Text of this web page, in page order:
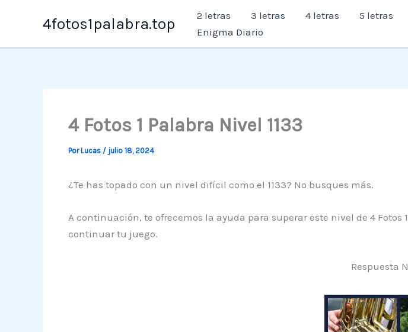
4fotos1palabra.top 2 letras 3 letras 4 letras 5 letras
Enigma Diario
4 Fotos 1 Palabra Nivel 1133
PorLucas / julio 18, 2024
¿Te has topado con un nivel difícil como el 1133? No busques más.
A continuación, te ofrecemos la ayuda para superar este nivel de 4
continuar tu juego.
Respuesta